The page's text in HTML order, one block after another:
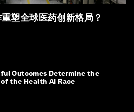
塑全球医药创新格局？
Outcomes Determine the
the Health AI Race